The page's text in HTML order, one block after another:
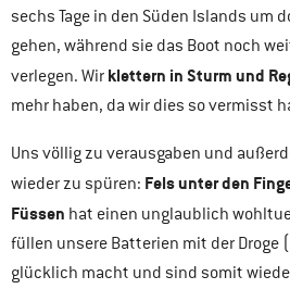
sechs Tage in den Süden Islands um
gehen, während sie das Boot noch
verlegen. Wir klettern in Sturm und
mehr haben, da wir dies so vermisst
Uns völlig zu verausgaben und
wieder zu spüren: Fels unter den
Füssen hat einen unglaublich
füllen unsere Batterien mit der Droge
glücklich macht und sind somit